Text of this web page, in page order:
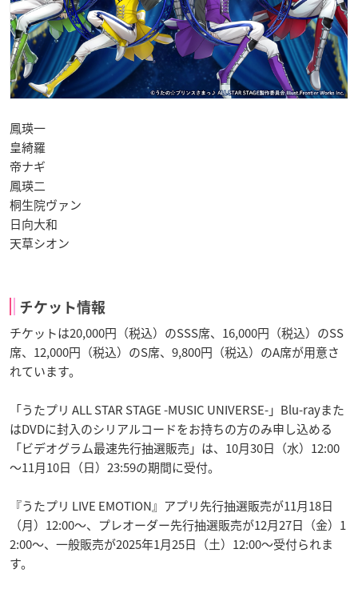
鳳瑛一
皇綺羅
帝ナギ
鳳瑛二
桐生院ヴァン
日向大和
天草シオン
チケット情報
チケットは20,000円（税込）のSSS席、16,000円（税込）のSS
席、12,000円（税込）のS席、9,800円（税込）のA席が用意さ
れています。
「うたプリ ALL STAR STAGE -MUSIC UNIVERSE-」Blu-rayまた
はDVDに封入のシリアルコードをお持ちの方のみ申し込める
「ビデオグラム最速先行抽選販売」は、10月30日（水）12:00
～11月10日（日）23:59の期間に受付。
『うたプリ LIVE EMOTION』アプリ先行抽選販売が11月18日
（月）12:00～、プレオーダー先行抽選販売が12月27日（金）1
2:00～、一般販売が2025年1月25日（土）12:00～受付られま
す。